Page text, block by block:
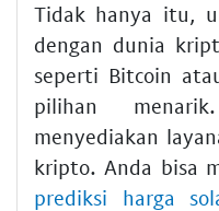
Tidak hanya itu,
dengan dunia
seperti Bitcoin
pilihan
menyediakan
kripto. Anda bisa
prediksi harga